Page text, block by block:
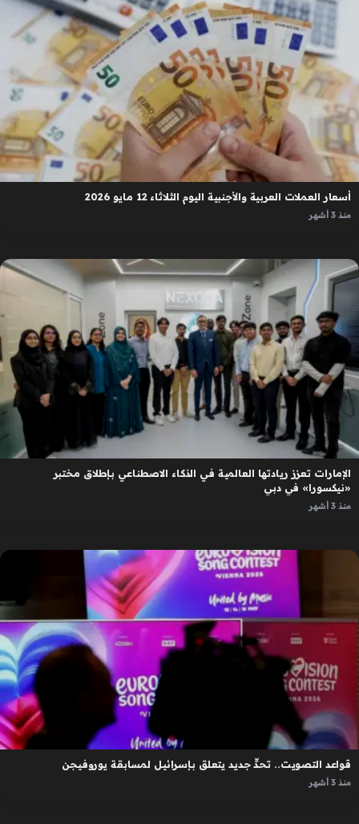
أسعار العملات العربية والأجنبية اليوم الثلاثاء 12 مايو 2026
منذ 3 أشهر
الإمارات تعزز ريادتها العالمية في الذكاء الاصطناعي بإطلاق مختبر
«نيكسورا» في دبي
منذ 3 أشهر
قواعد التصويت.. تحدٍّ جديد يتعلق بإسرائيل لمسابقة يوروفيجن
منذ 3 أشهر